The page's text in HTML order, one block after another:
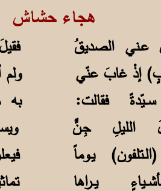
هجاء حشاش
عـني الصديقُ فقيلَ
إذْ غابَ عنّي ولم
ســيّدةً فقالت: به
الليلِ جِـنٌّ
(الـتلفون) يـوماً
يــراها